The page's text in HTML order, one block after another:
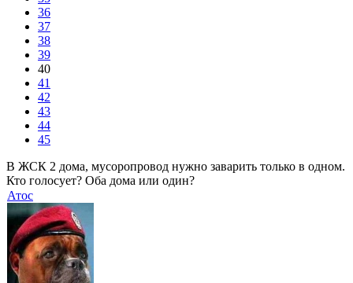
36
37
38
39
40
41
42
43
44
45
В ЖСК 2 дома, мусоропровод нужно заварить только в одном.
Кто голосует? Оба дома или один?
Атос